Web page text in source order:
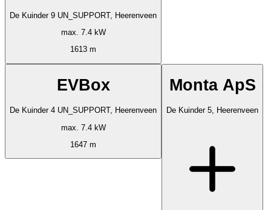
De Kuinder 9 UN_SUPPORT, Heerenveen
max. 7.4 kW
1613 m
EVBox
De Kuinder 4 UN_SUPPORT, Heerenveen
max. 7.4 kW
1647 m
Monta ApS
De Kuinder 5, Heerenveen